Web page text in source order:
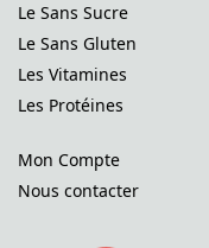
Le Sans Sucre
Le Sans Gluten
Les Vitamines
Les Protéines
Mon Compte
Nous contacter